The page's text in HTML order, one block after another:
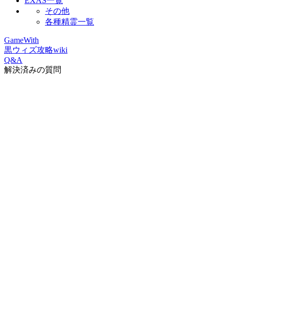
その他
各種精霊一覧
GameWith
黒ウィズ攻略wiki
Q&A
解決済みの質問